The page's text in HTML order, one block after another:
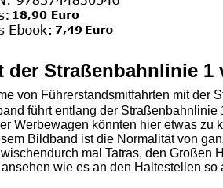
der Straßenbahnlinie
von Führerstandsmitfahrten mit der
führt entlang der
Werbewagen könnten hier etwas
Bildband ist die Normalität von
mal Tatras, den Großen
wie es an den Haltestellen so